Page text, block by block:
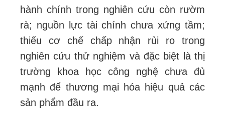
hành chính trong nghiên cứu còn rườm
rà; nguồn lực tài chính chưa xứng tầm;
thiếu cơ chế chấp nhận rủi ro trong
nghiên cứu thử nghiệm và đặc biệt là thị
trường khoa học công nghệ chưa đủ
mạnh để thương mại hóa hiệu quả các
sản phẩm đầu ra.